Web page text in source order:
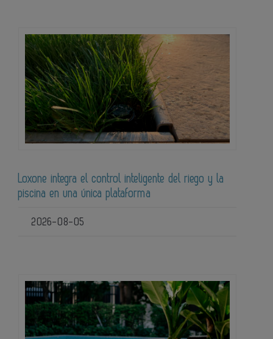
Loxone integra el control inteligente del riego y la
piscina en una única plataforma
2026-08-05